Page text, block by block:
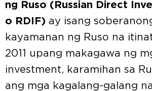
ng Ruso (Russian Direct
o RDIF) ay isang
kayamanan ng Ruso na
2011 upang makagawa ng
investment, karamihan sa
ang mga kagalang-galang na